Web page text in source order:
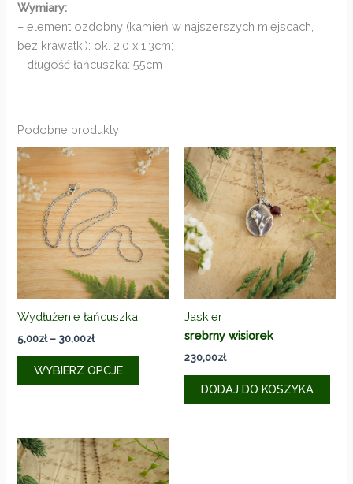
Wymiary:
– element ozdobny (kamień w najszerszych miejscach,
bez krawatki): ok. 2,0 x 1,3cm;
– długość łańcuszka: 55cm
Podobne produkty
Wydłużenie łańcuszka
5,00zł – 30,00złZakres
od
5,00zł
WYBIERZ OPCJE
Ten
Opcje
można
Jaskier
srebrny wisiorek
230,00zł
DODAJ DO KOSZYKA